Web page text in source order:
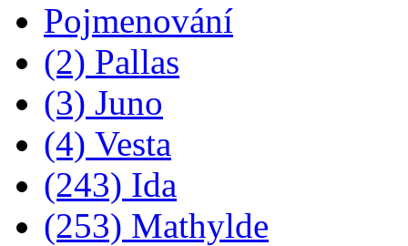
Pojmenování
(2) Pallas
(3) Juno
(4) Vesta
(243) Ida
(253) Mathylde